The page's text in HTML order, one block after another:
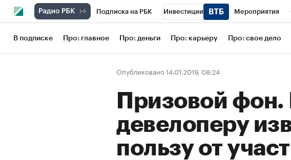
Подписка на РБК Инвестиции Мероприятия
Школа управления РБК РБК Образование
Рынок наличной валюты
В подписке Про: главное Про: деньги Про: карьеру Про: свое дело
Опубликовано 14.01.2019, 08:24
Призовой фон.
девелоперу
пользу от